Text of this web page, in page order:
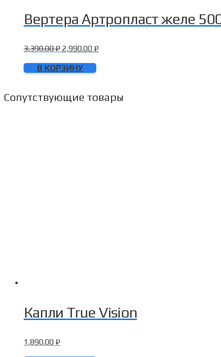
Вертера Артропласт желе
3,390.00₽ 2,990.00 ₽
В КОРЗИНУ
Сопутствующие товары
Капли True Vision
1,890.00 ₽